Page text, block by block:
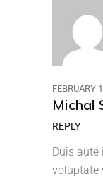
FEBRUARY
Michal
REPLY
Duis aute
voluptate